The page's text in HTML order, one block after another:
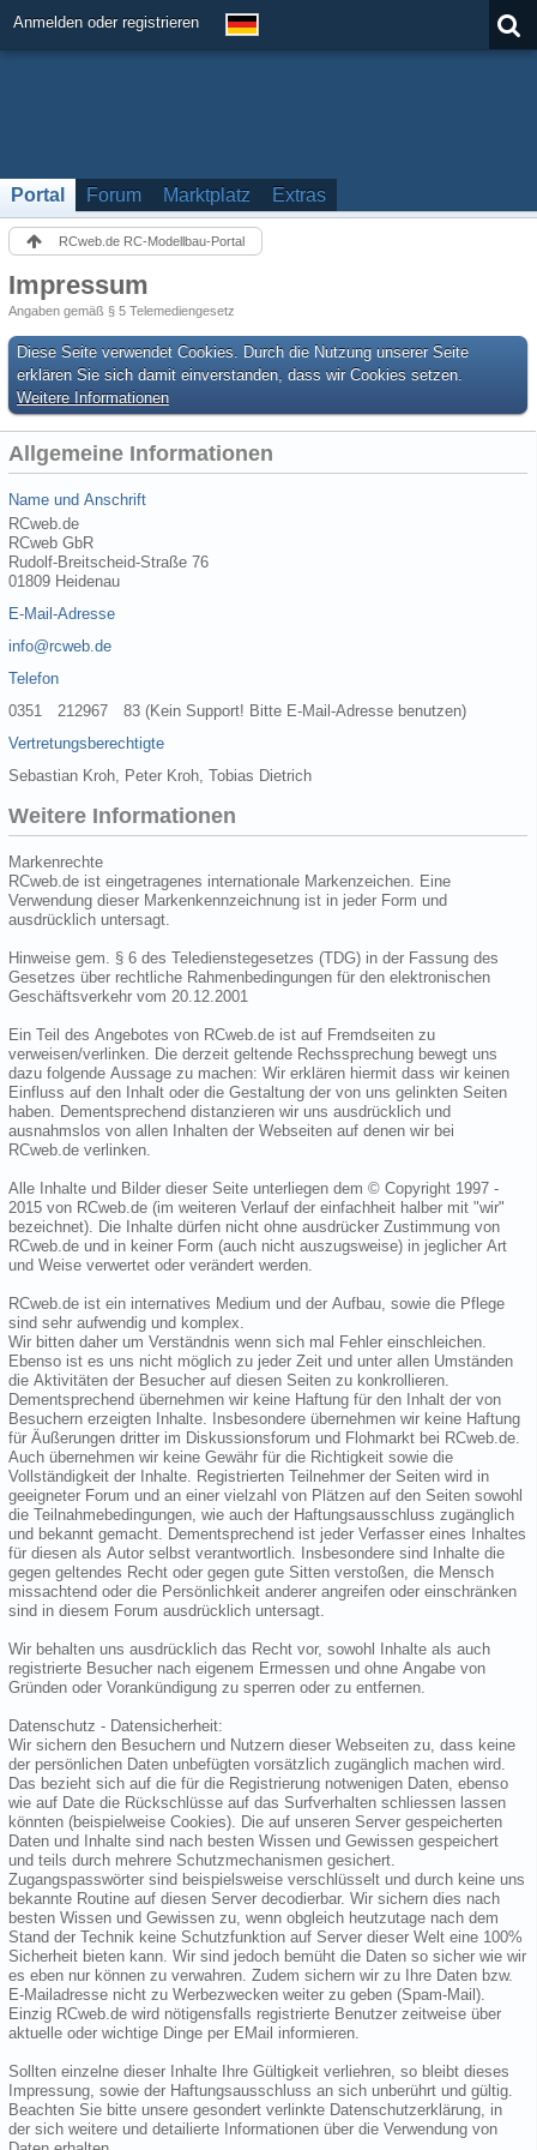
Anmelden oder registrieren
Portal Forum Marktplatz Extras
RCweb.de RC-Modellbau-Portal
Impressum
Angaben gemäß § 5 Telemediengesetz
Diese Seite verwendet Cookies. Durch die Nutzung unserer Seite
erklären Sie sich damit einverstanden, dass wir Cookies setzen.
Weitere Informationen
Allgemeine Informationen
Name und Anschrift
RCweb.de
RCweb GbR
Rudolf-Breitscheid-Straße 76
01809 Heidenau
E-Mail-Adresse
info@rcweb.de
Telefon
0351 212967 83 (Kein Support! Bitte E-Mail-Adresse benutzen)
Vertretungsberechtigte
Sebastian Kroh, Peter Kroh, Tobias Dietrich
Weitere Informationen
Markenrechte
RCweb.de ist eingetragenes internationale Markenzeichen. Eine
Verwendung dieser Markenkennzeichnung ist in jeder Form und
ausdrücklich untersagt.
Hinweise gem. § 6 des Teledienstegesetzes (TDG) in der Fassung des
Gesetzes über rechtliche Rahmenbedingungen für den elektronischen
Geschäftsverkehr vom 20.12.2001
Ein Teil des Angebotes von RCweb.de ist auf Fremdseiten zu
verweisen/verlinken. Die derzeit geltende Rechssprechung bewegt uns
dazu folgende Aussage zu machen: Wir erklären hiermit dass wir keinen
Einfluss auf den Inhalt oder die Gestaltung der von uns gelinkten Seiten
haben. Dementsprechend distanzieren wir uns ausdrücklich und
ausnahmslos von allen Inhalten der Webseiten auf denen wir bei
RCweb.de verlinken.
Alle Inhalte und Bilder dieser Seite unterliegen dem © Copyright 1997 -
2015 von RCweb.de (im weiteren Verlauf der einfachheit halber mit "wir"
bezeichnet). Die Inhalte dürfen nicht ohne ausdrücker Zustimmung von
RCweb.de und in keiner Form (auch nicht auszugsweise) in jeglicher Art
und Weise verwertet oder verändert werden.
RCweb.de ist ein internatives Medium und der Aufbau, sowie die Pflege
sind sehr aufwendig und komplex.
Wir bitten daher um Verständnis wenn sich mal Fehler einschleichen.
Ebenso ist es uns nicht möglich zu jeder Zeit und unter allen Umständen
die Aktivitäten der Besucher auf diesen Seiten zu konkrollieren.
Dementsprechend übernehmen wir keine Haftung für den Inhalt der von
Besuchern erzeigten Inhalte. Insbesondere übernehmen wir keine Haftung
für Äußerungen dritter im Diskussionsforum und Flohmarkt bei RCweb.de.
Auch übernehmen wir keine Gewähr für die Richtigkeit sowie die
Vollständigkeit der Inhalte. Registrierten Teilnehmer der Seiten wird in
geeigneter Forum und an einer vielzahl von Plätzen auf den Seiten sowohl
die Teilnahmebedingungen, wie auch der Haftungsausschluss zugänglich
und bekannt gemacht. Dementsprechend ist jeder Verfasser eines Inhaltes
für diesen als Autor selbst verantwortlich. Insbesondere sind Inhalte die
gegen geltendes Recht oder gegen gute Sitten verstoßen, die Mensch
missachtend oder die Persönlichkeit anderer angreifen oder einschränken
sind in diesem Forum ausdrücklich untersagt.
Wir behalten uns ausdrücklich das Recht vor, sowohl Inhalte als auch
registrierte Besucher nach eigenem Ermessen und ohne Angabe von
Gründen oder Vorankündigung zu sperren oder zu entfernen.
Datenschutz - Datensicherheit:
Wir sichern den Besuchern und Nutzern dieser Webseiten zu, dass keine
der persönlichen Daten unbefügten vorsätzlich zugänglich machen wird.
Das bezieht sich auf die für die Registrierung notwenigen Daten, ebenso
wie auf Date die Rückschlüsse auf das Surfverhalten schliessen lassen
könnten (beispielweise Cookies). Die auf unseren Server gespeicherten
Daten und Inhalte sind nach besten Wissen und Gewissen gespeichert
und teils durch mehrere Schutzmechanismen gesichert.
Zugangspasswörter sind beispielsweise verschlüsselt und durch keine uns
bekannte Routine auf diesen Server decodierbar. Wir sichern dies nach
besten Wissen und Gewissen zu, wenn obgleich heutzutage nach dem
Stand der Technik keine Schutzfunktion auf Server dieser Welt eine 100%
Sicherheit bieten kann. Wir sind jedoch bemüht die Daten so sicher wie wir
es eben nur können zu verwahren. Zudem sichern wir zu Ihre Daten bzw.
E-Mailadresse nicht zu Werbezwecken weiter zu geben (Spam-Mail).
Einzig RCweb.de wird nötigensfalls registrierte Benutzer zeitweise über
aktuelle oder wichtige Dinge per EMail informieren.
Sollten einzelne dieser Inhalte Ihre Gültigkeit verliehren, so bleibt dieses
Impressung, sowie der Haftungsausschluss an sich unberührt und gültig.
Beachten Sie bitte unsere gesondert verlinkte Datenschutzerklärung, in
der sich weitere und detailierte Informationen über die Verwendung von